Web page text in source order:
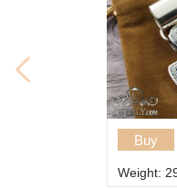
Buy
Weight: